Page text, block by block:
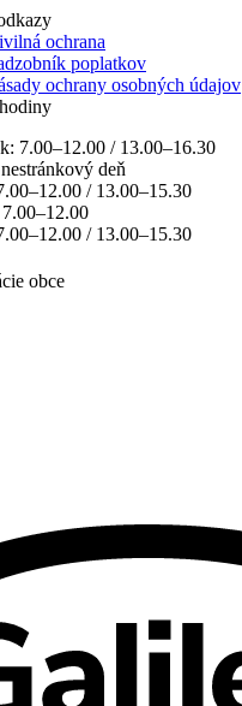
ochrana
poplatkov
ochrany osobných údajov
7.00–12.00 / 13.00–16.30
deň
/ 13.00–15.30
/ 13.00–15.30